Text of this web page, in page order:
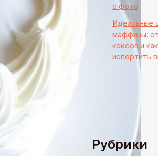
с фото
Идеальные
маффины:
кексов и
испортить
Рубрики